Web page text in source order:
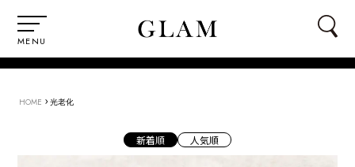
MENU
HOME › 光老化
新着順 人気順